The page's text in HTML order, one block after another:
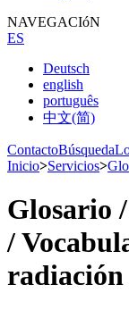
NAVEGACIóN
ES
Deutsch
english
português
中文(简)
ContactoBúsqueda
Inicio>Servicios>
Glosario
/­
radiación